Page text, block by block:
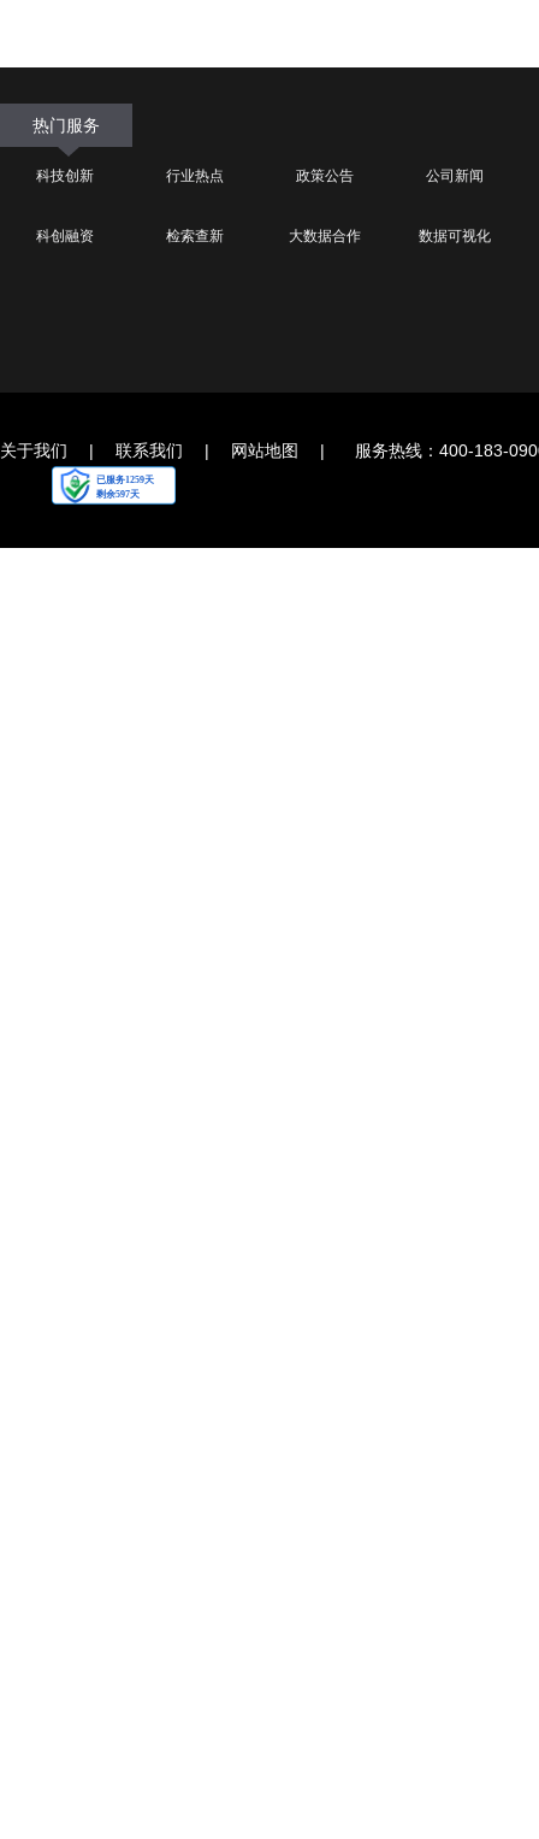
热门服务
科技创新 行业热点 政策公告 公司新闻
科创融资 检索查新 大数据合作 数据可视化
关于我们 | 联系我们 | 网站地图 | 服务热线：400-183-